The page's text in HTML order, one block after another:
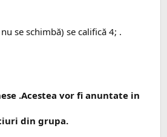
se schimbă) se califică 4; .
.Acestea vor fi anuntate in
din grupa.